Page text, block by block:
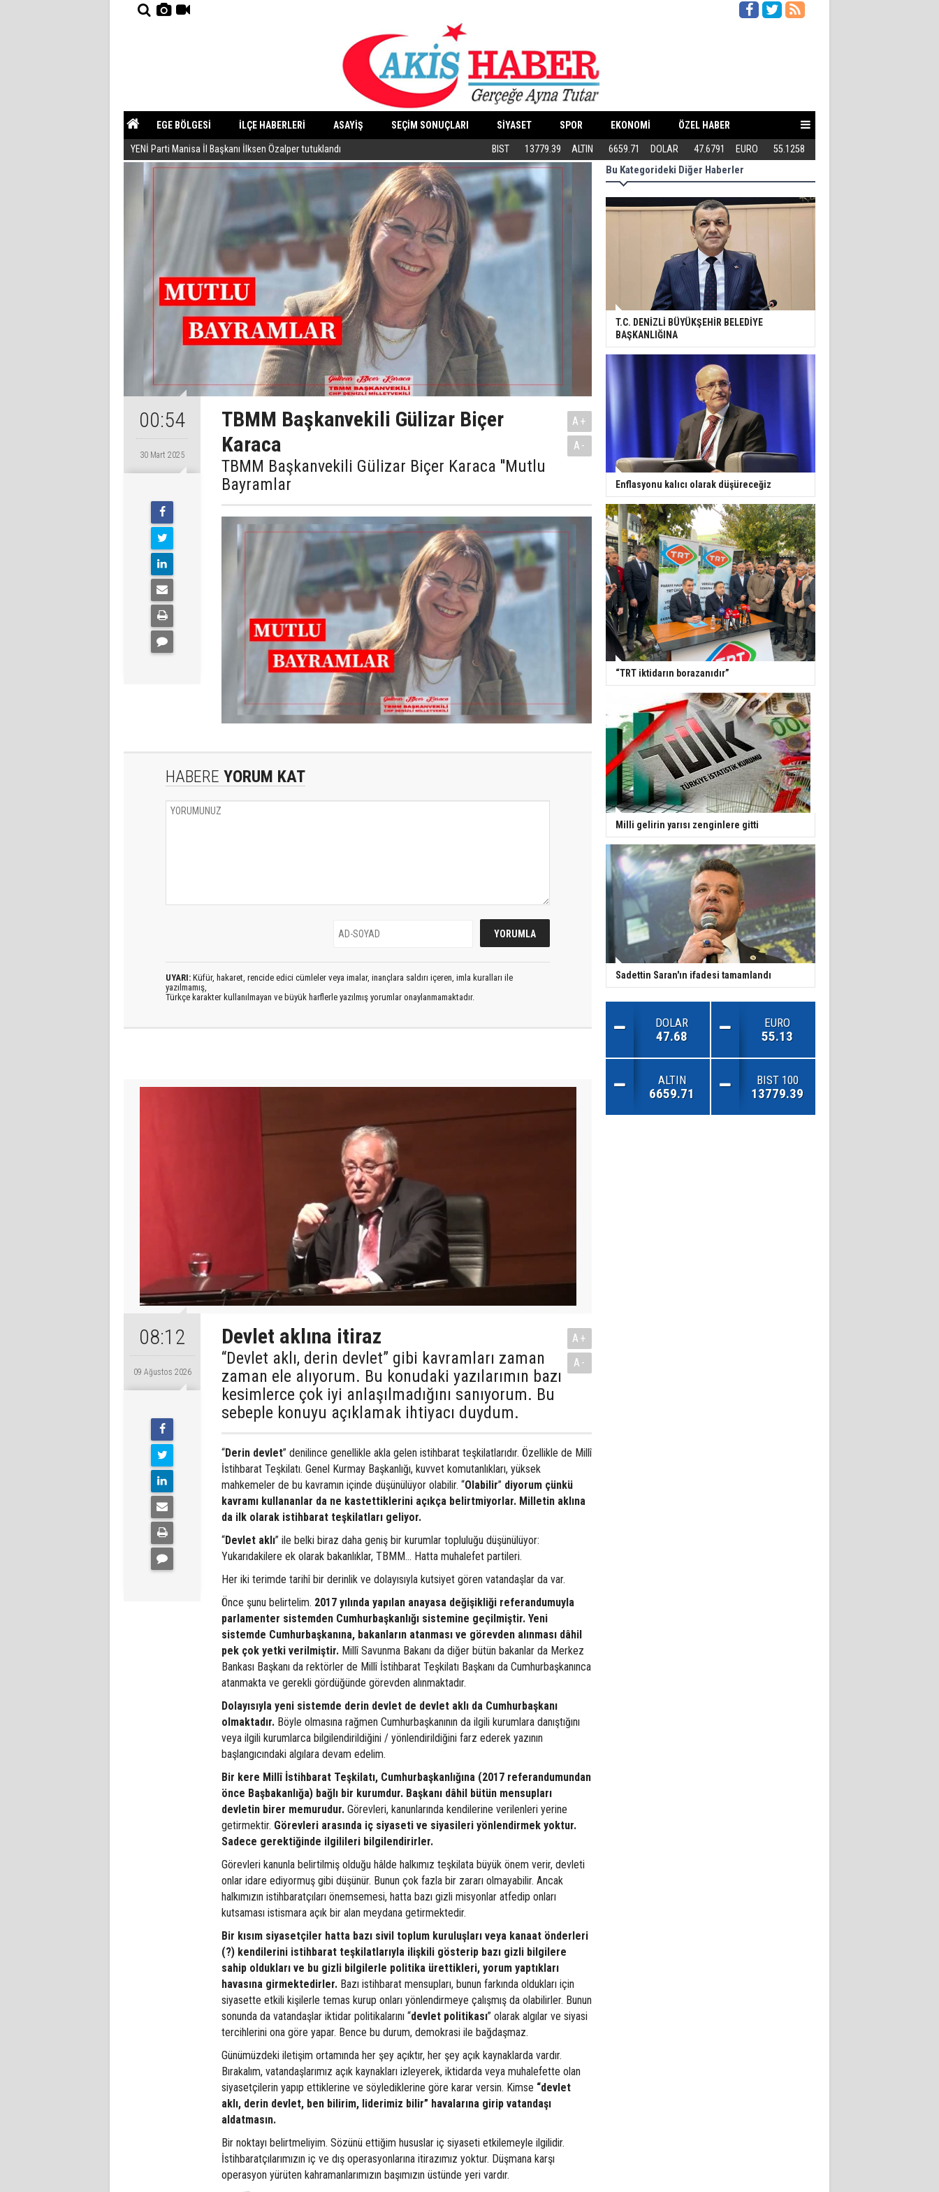
EGE BÖLGESİ İLÇE HABERLERİ ASAYİŞ SEÇİM SONUÇLARI SİYASET SPOR EKONOMİ ÖZEL HABER
YAZARLAR GÜNDEM
YENİ Parti Manisa İl Başkanı İlksen Özalper tutuklandı ABB’DEN KEDİLERE ÖZEL MERKEZ
BIST 13779.39 ALTIN 6659.71 DOLAR 47.6791 EURO 55.1258
00:54
30 Mart 2025
TBMM Başkanvekili Gülizar Biçer
Karaca
TBMM Başkanvekili Gülizar Biçer Karaca ''Mutlu
Bayramlar
A+
A-
HABERE YORUM KAT
UYARI: Küfür, hakaret, rencide edici cümleler veya imalar, inançlara saldırı içeren, imla kuralları ile
yazılmamış,
Türkçe karakter kullanılmayan ve büyük harflerle yazılmış yorumlar onaylanmamaktadır.
08:12
09 Ağustos 2026
Devlet aklına itiraz
“Devlet aklı, derin devlet” gibi kavramları zaman
zaman ele alıyorum. Bu konudaki yazılarımın bazı
kesimlerce çok iyi anlaşılmadığını sanıyorum. Bu
sebeple konuyu açıklamak ihtiyacı duydum.
A+
A-
“Derin devlet” denilince genellikle akla gelen istihbarat teşkilatlarıdır. Özellikle de Millî
İstihbarat Teşkilatı. Genel Kurmay Başkanlığı, kuvvet komutanlıkları, yüksek
mahkemeler de bu kavramın içinde düşünülüyor olabilir. “Olabilir” diyorum çünkü
kavramı kullananlar da ne kastettiklerini açıkça belirtmiyorlar. Milletin aklına
da ilk olarak istihbarat teşkilatları geliyor.
“Devlet aklı” ile belki biraz daha geniş bir kurumlar topluluğu düşünülüyor:
Yukarıdakilere ek olarak bakanlıklar, TBMM… Hatta muhalefet partileri.
Her iki terimde tarihî bir derinlik ve dolayısıyla kutsiyet gören vatandaşlar da var.
Önce şunu belirtelim. 2017 yılında yapılan anayasa değişikliği referandumuyla
parlamenter sistemden Cumhurbaşkanlığı sistemine geçilmiştir. Yeni
sistemde Cumhurbaşkanına, bakanların atanması ve görevden alınması dâhil
pek çok yetki verilmiştir. Millî Savunma Bakanı da diğer bütün bakanlar da Merkez
Bankası Başkanı da rektörler de Millî İstihbarat Teşkilatı Başkanı da Cumhurbaşkanınca
atanmakta ve gerekli gördüğünde görevden alınmaktadır.
Dolayısıyla yeni sistemde derin devlet de devlet aklı da Cumhurbaşkanı
olmaktadır. Böyle olmasına rağmen Cumhurbaşkanının da ilgili kurumlara danıştığını
veya ilgili kurumlarca bilgilendirildiğini / yönlendirildiğini farz ederek yazının
başlangıcındaki algılara devam edelim.
Bir kere Millî İstihbarat Teşkilatı, Cumhurbaşkanlığına (2017 referandumundan
önce Başbakanlığa) bağlı bir kurumdur. Başkanı dâhil bütün mensupları
devletin birer memurudur. Görevleri, kanunlarında kendilerine verilenleri yerine
getirmektir. Görevleri arasında iç siyaseti ve siyasileri yönlendirmek yoktur.
Sadece gerektiğinde ilgilileri bilgilendirirler.
Görevleri kanunla belirtilmiş olduğu hâlde halkımız teşkilata büyük önem verir, devleti
onlar idare ediyormuş gibi düşünür. Bunun çok fazla bir zararı olmayabilir. Ancak
halkımızın istihbaratçıları önemsemesi, hatta bazı gizli misyonlar atfedip onları
kutsaması istismara açık bir alan meydana getirmektedir.
Bir kısım siyasetçiler hatta bazı sivil toplum kuruluşları veya kanaat önderleri
(?) kendilerini istihbarat teşkilatlarıyla ilişkili gösterip bazı gizli bilgilere
sahip oldukları ve bu gizli bilgilerle politika ürettikleri, yorum yaptıkları
havasına girmektedirler. Bazı istihbarat mensupları, bunun farkında oldukları için
siyasette etkili kişilerle temas kurup onları yönlendirmeye çalışmış da olabilirler. Bunun
sonunda da vatandaşlar iktidar politikalarını “devlet politikası” olarak algılar ve siyasi
tercihlerini ona göre yapar. Bence bu durum, demokrasi ile bağdaşmaz.
Günümüzdeki iletişim ortamında her şey açıktır, her şey açık kaynaklarda vardır.
Bırakalım, vatandaşlarımız açık kaynakları izleyerek, iktidarda veya muhalefette olan
siyasetçilerin yapıp ettiklerine ve söylediklerine göre karar versin. Kimse “devlet
aklı, derin devlet, ben bilirim, liderimiz bilir” havalarına girip vatandaşı
aldatmasın.
Bir noktayı belirtmeliyim. Sözünü ettiğim hususlar iç siyaseti etkilemeyle ilgilidir.
İstihbaratçılarımızın iç ve dış operasyonlarına itirazımız yoktur. Düşmana karşı
operasyon yürüten kahramanlarımızın başımızın üstünde yeri vardır.
Bu Kategorideki Diğer Haberler
T.C. DENİZLİ BÜYÜKŞEHİR BELEDİYE
BAŞKANLIĞINA
Enflasyonu kalıcı olarak düşüreceğiz
“TRT iktidarın borazanıdır”
Milli gelirin yarısı zenginlere gitti
Sadettin Saran'ın ifadesi tamamlandı
DOLAR
47.68
EURO
55.13
ALTIN
6659.71
BIST 100
13779.39